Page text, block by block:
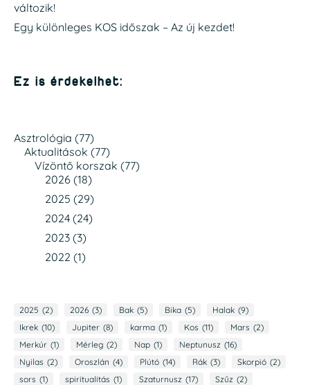
változik!
Egy különleges KOS időszak – Az új kezdet!
Ez is érdekelhet:
Asztrológia (77)
Aktualitások (77)
Vízöntő korszak (77)
2026 (18)
2025 (29)
2024 (24)
2023 (3)
2022 (1)
2025 (2) 2026 (3) Bak (5) Bika (5) Halak (9)
Ikrek (10) Jupiter (8) karma (1) Kos (11) Mars (2)
Merkúr (1) Mérleg (2) Nap (1) Neptunusz (16)
Nyilas (2) Oroszlán (4) Plútó (14) Rák (3) Skorpió (2)
sors (1) spiritualitás (1) Szaturnusz (17) Szűz (2)